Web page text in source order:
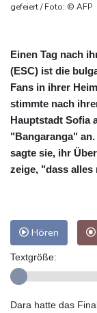
gefeiert / Foto: © AFP
Einen Tag nach
(ESC) ist die
Fans in ihrer
stimmte nach
Hauptstadt Sofia
"Bangaranga"
sagte sie, ihr
zeige, "dass
Hören
Textgröße:
Dara hatte das